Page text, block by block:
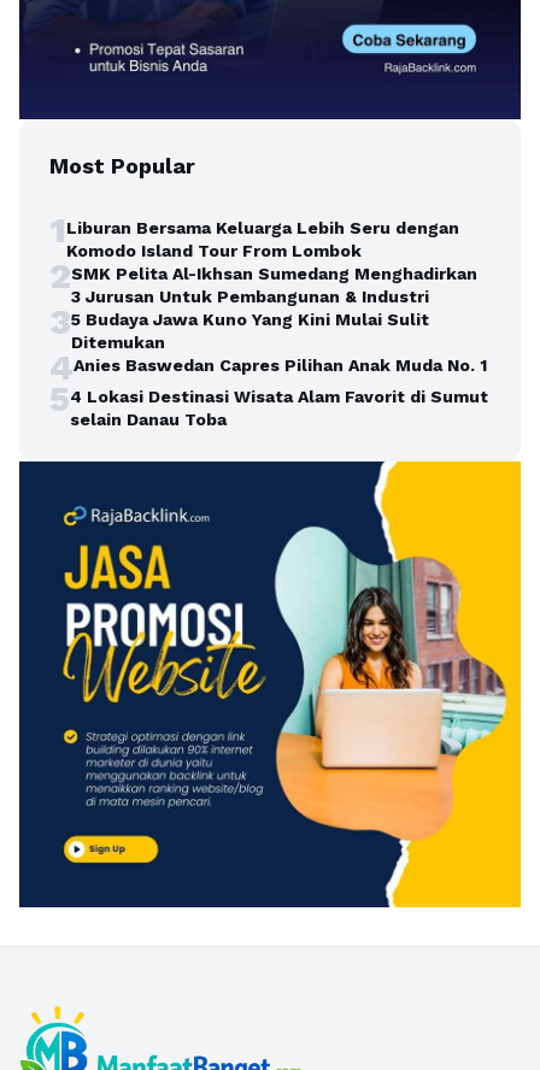
Most Popular
1Liburan Bersama Keluarga Lebih Seru dengan
Komodo Island Tour From Lombok
2SMK Pelita Al-Ikhsan Sumedang Menghadirkan
3 Jurusan Untuk Pembangunan & Industri
35 Budaya Jawa Kuno Yang Kini Mulai Sulit
Ditemukan
4Anies Baswedan Capres Pilihan Anak Muda No. 1
54 Lokasi Destinasi Wisata Alam Favorit di Sumut
selain Danau Toba